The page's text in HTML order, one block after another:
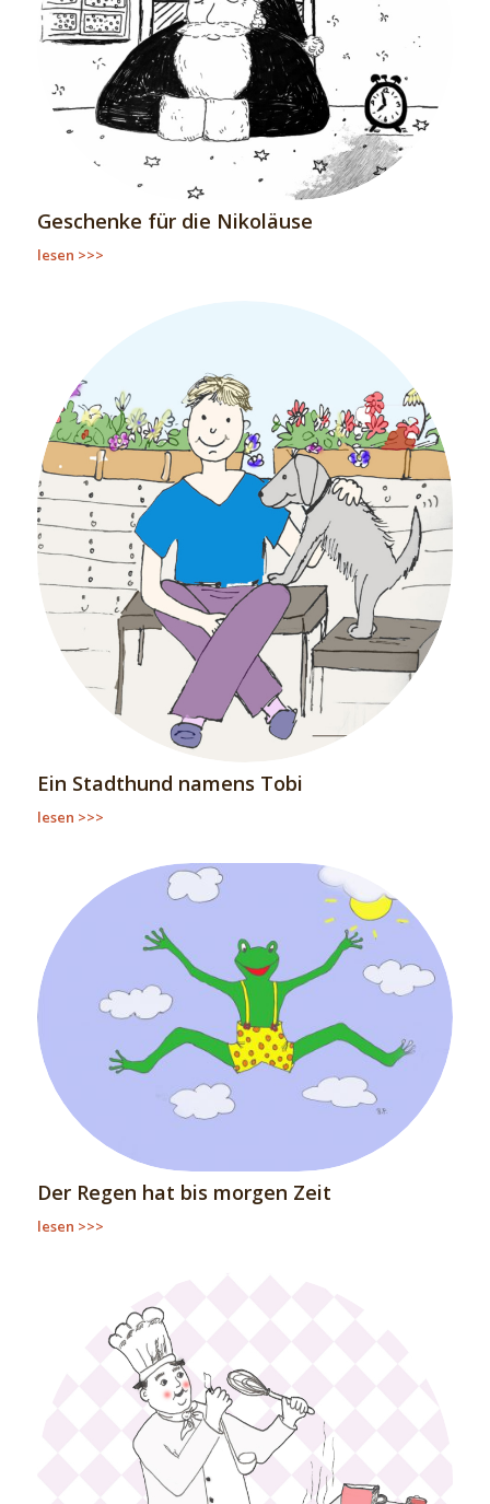
Geschenke für die Nikoläuse
lesen >>>
Ein Stadthund namens Tobi
lesen >>>
Der Regen hat bis morgen Zeit
lesen >>>